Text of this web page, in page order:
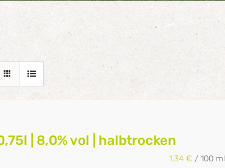
| 8,0% vol | halbtrocken
1,34 € / 100 ml